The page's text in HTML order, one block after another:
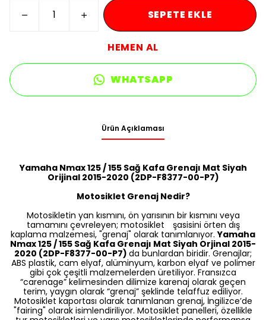
SEPETE EKLE
HEMEN AL
WHATSAPP
Ürün Açıklaması
Yamaha Nmax 125 / 155 Sağ Kafa Grenajı Mat Siyah
Orijinal 2015-2020 (2DP-F8377-00-P7)
Motosiklet Grenaj Nedir?
Motosikletin yan kısmını, ön yarısının bir kısmını veya
tamamını çevreleyen; motosiklet şasisini örten dış
kaplama malzemesi, "grenaj" olarak tanımlanıyor.Yamaha
Nmax 125 / 155 Sağ Kafa Grenajı Mat Siyah Orjinal 2015-
2020 (2DP-F8377-00-P7) da bunlardan biridir. Grenajlar;
ABS plastik, cam elyaf, alüminyum, karbon elyaf ve polimer
gibi çok çeşitli malzemelerden üretiliyor. Fransızca
“carenage” kelimesinden dilimize karenaj olarak geçen
terim, yaygın olarak “grenaj” şeklinde telaffuz ediliyor.
Motosiklet kaportası olarak tanımlanan grenaj, İngilizce’de
"fairing" olarak isimlendiriliyor. Motosiklet panelleri, özellikle